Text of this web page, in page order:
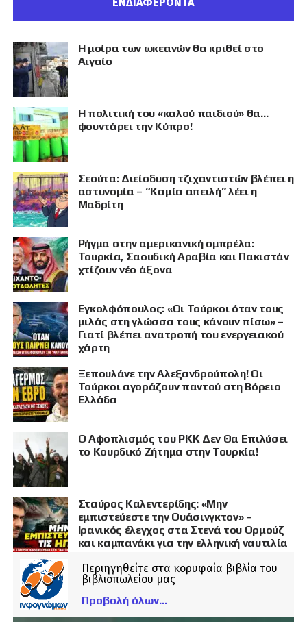
Η μοίρα των ωκεανών θα κριθεί στο
Αιγαίο
Η πολιτική του «καλού παιδιού» θα…
φουντάρει την Κύπρο!
Σεούτα: Διείσδυση τζιχαντιστών βλέπει η
αστυνομία – “Καμία απειλή” λέει η
Μαδρίτη
Ρήγμα στην αμερικανική ομπρέλα:
Τουρκία, Σαουδική Αραβία και Πακιστάν
χτίζουν νέο άξονα
Εγκολφόπουλος: «Οι Τούρκοι όταν τους
μιλάς στη γλώσσα τους κάνουν πίσω» –
Γιατί βλέπει ανατροπή του ενεργειακού
χάρτη
Ξεπουλάνε την Αλεξανδρούπολη! Οι
Τούρκοι αγοράζουν παντού στη Βόρειο
Ελλάδα
Ο Αφοπλισμός του PKK Δεν Θα Επιλύσει
το Κουρδικό Ζήτημα στην Τουρκία!
Σταύρος Καλεντερίδης: «Μην
εμπιστεύεστε την Ουάσινγκτον» –
Ιρανικός έλεγχος στα Στενά του Ορμούζ
και καμπανάκι για την ελληνική ναυτιλία
Περιηγηθείτε στα κορυφαία βιβλία του
βιβλιοπωλείου μας
Προβολή όλων